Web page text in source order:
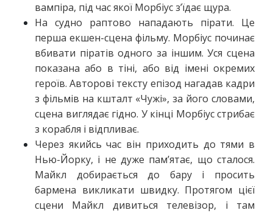
вампіра, під час якої Морбіус з’їдає щура.
На судно раптово нападають пірати. Це
перша екшен-сцена фільму. Морбіус починає
вбивати піратів одного за іншим. Уся сцена
показана або в тіні, або від імені окремих
героїв. Авторові тексту епізод нагадав кадри
з фільмів на кшталт «Чужі», за його словами,
сцена виглядає гідно. У кінці Морбіус стрибає
з корабля і відпливає.
Через якийсь час він приходить до тями в
Нью-Йорку, і не дуже пам’ятає, що сталося.
Майкл добирається до бару і просить
бармена викликати швидку. Протягом цієї
сцени Майкл дивиться телевізор, і там